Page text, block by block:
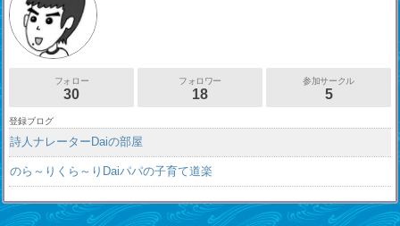
フォロー
30
フォロワー
18
参加サークル
5
登録ブログ
詩人ナレーターDaiの部屋
のら～りくら～りDaiパパの子育て道楽